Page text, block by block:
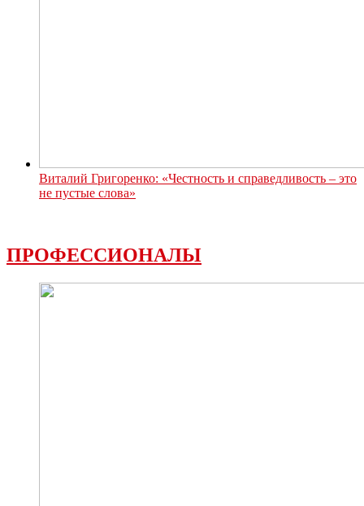
Виталий Григоренко: «Честность и справедливость – это
не пустые слова»
ПРОФЕССИОНАЛЫ